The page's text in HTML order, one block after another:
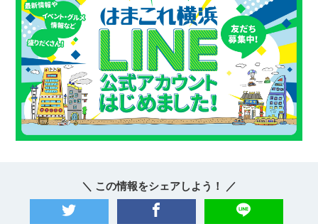
＼ この情報をシェアしよう！ ／